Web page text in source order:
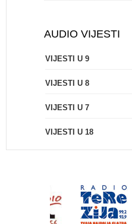
AUDIO VIJESTI
VIJESTI U 9
VIJESTI U 8
VIJESTI U 7
VIJESTI U 18